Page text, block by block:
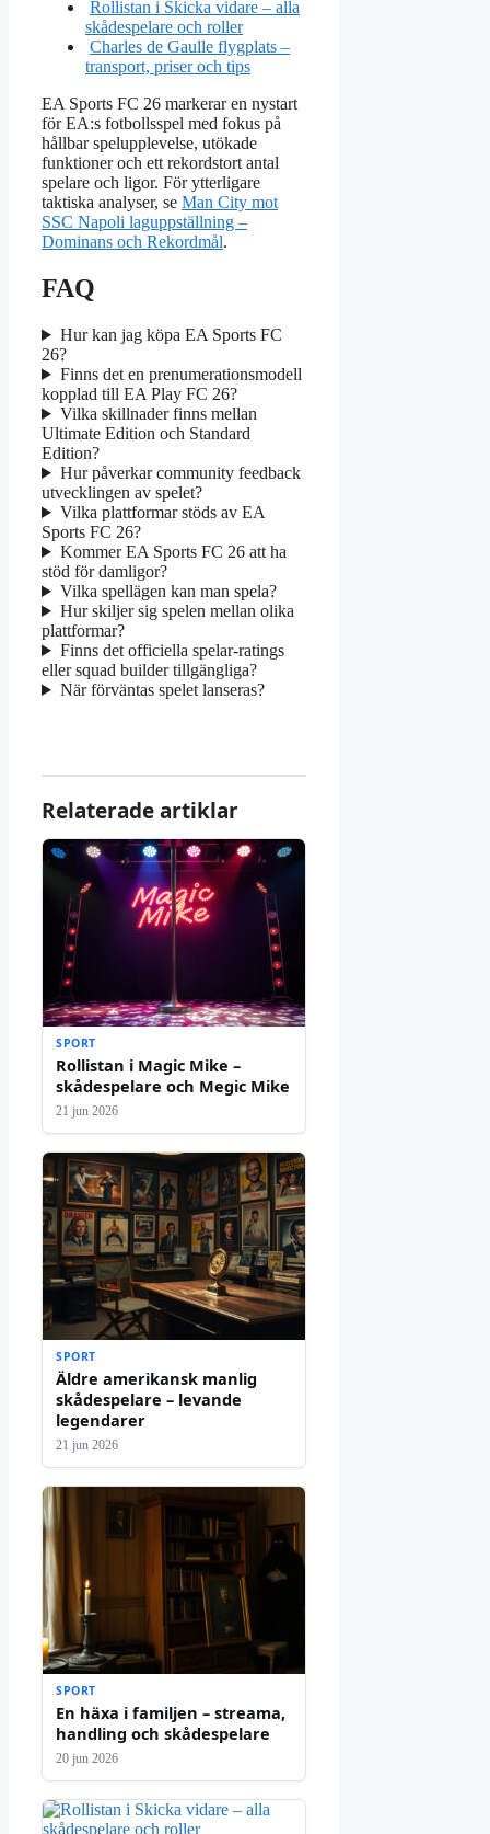
Rollistan i Skicka vidare – alla
skådespelare och roller
Charles de Gaulle flygplats –
transport, priser och tips
EA Sports FC 26 markerar en nystart
för EA:s fotbollsspel med fokus på
hållbar spelupplevelse, utökade
funktioner och ett rekordstort antal
spelare och ligor. För ytterligare
taktiska analyser, se Man City mot
SSC Napoli laguppställning –
Dominans och Rekordmål.
FAQ
Hur kan jag köpa EA Sports FC
26?
Finns det en prenumerationsmodell
kopplad till EA Play FC 26?
Vilka skillnader finns mellan
Ultimate Edition och Standard
Edition?
Hur påverkar community feedback
utvecklingen av spelet?
Vilka plattformar stöds av EA
Sports FC 26?
Kommer EA Sports FC 26 att ha
stöd för damligor?
Vilka spellägen kan man spela?
Hur skiljer sig spelen mellan olika
plattformar?
Finns det officiella spelar-ratings
eller squad builder tillgängliga?
När förväntas spelet lanseras?
Relaterade artiklar
SPORT
Rollistan i Magic Mike –
skådespelare och Megic Mike
21 jun 2026
SPORT
Äldre amerikansk manlig
skådespelare – levande
legendarer
21 jun 2026
SPORT
En häxa i familjen – streama,
handling och skådespelare
20 jun 2026